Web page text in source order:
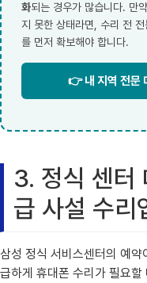
화되는 경우가 많습니다. 만
지 못한 상태라면, 수리 전
를 먼저 확보해야 합니다.
👉 내 지역 전문
3. 정식 센터
급 사설 수리
삼성 정식 서비스센터의 예
급하게 휴대폰 수리가 필요